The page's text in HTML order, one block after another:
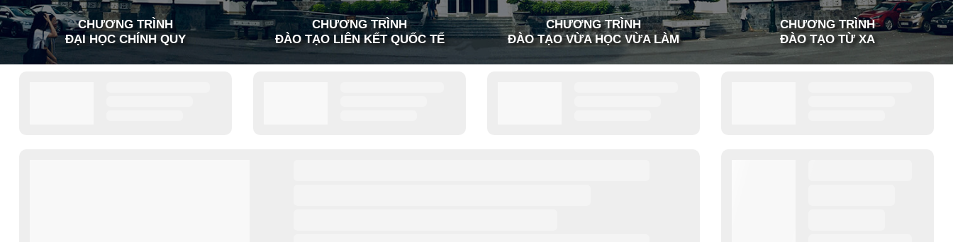
CHƯƠNG TRÌNH
ĐẠI HỌC CHÍNH QUY
CHƯƠNG TRÌNH
ĐÀO TẠO LIÊN KẾT QUỐC TẾ
CHƯƠNG TRÌNH
ĐÀO TẠO VỪA HỌC VỪA LÀM
CHƯƠNG TRÌNH
ĐÀO TẠO TỪ XA